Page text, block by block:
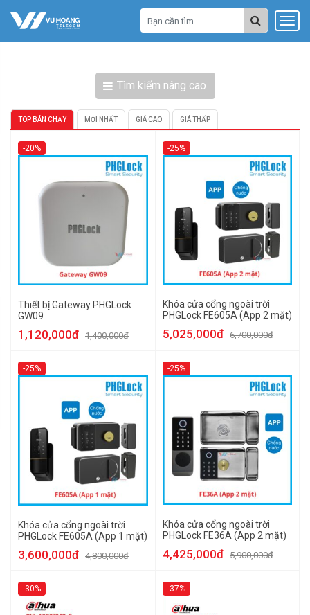
Tìm kiếm nâng cao
TOP BÁN CHẠY MỚI NHẤT GIÁ CAO GIÁ THẤP
-20%
Thiết bị Gateway PHGLock
GW09
1,120,000đ 1,400,000đ
-25%
Khóa cửa cổng ngoài trời
PHGLock FE605A (App 2 mặt)
5,025,000đ 6,700,000đ
-25%
Khóa cửa cổng ngoài trời
PHGLock FE605A (App 1 mặt)
3,600,000đ 4,800,000đ
-25%
Khóa cửa cổng ngoài trời
PHGLock FE36A (App 2 mặt)
4,425,000đ 5,900,000đ
-30% -37%